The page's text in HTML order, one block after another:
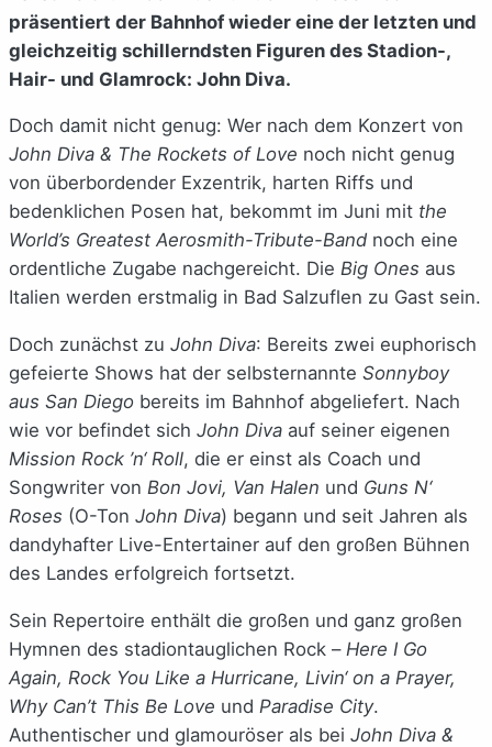
präsentiert der Bahnhof wieder eine der letzten und
gleichzeitig schillerndsten Figuren des Stadion-,
Hair- und Glamrock: John Diva.
Doch damit nicht genug: Wer nach dem Konzert von
John Diva & The Rockets of Love noch nicht genug
von überbordender Exzentrik, harten Riffs und
bedenklichen Posen hat, bekommt im Juni mit the
World’s Greatest Aerosmith-Tribute-Band noch eine
ordentliche Zugabe nachgereicht. Die Big Ones aus
Italien werden erstmalig in Bad Salzuflen zu Gast sein.
Doch zunächst zu John Diva: Bereits zwei euphorisch
gefeierte Shows hat der selbsternannte Sonnyboy
aus San Diego bereits im Bahnhof abgeliefert. Nach
wie vor befindet sich John Diva auf seiner eigenen
Mission Rock ’n‘ Roll, die er einst als Coach und
Songwriter von Bon Jovi, Van Halen und Guns N‘
Roses (O-Ton John Diva) begann und seit Jahren als
dandyhafter Live-Entertainer auf den großen Bühnen
des Landes erfolgreich fortsetzt.
Sein Repertoire enthält die großen und ganz großen
Hymnen des stadiontauglichen Rock – Here I Go
Again, Rock You Like a Hurricane, Livin‘ on a Prayer,
Why Can’t This Be Love und Paradise City.
Authentischer und glamouröser als bei John Diva &